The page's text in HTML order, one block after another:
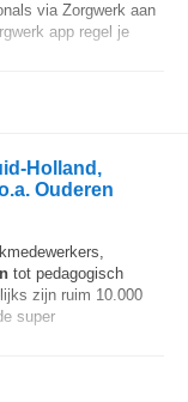
via Zorgwerk aan
app regel je
Holland,
Ouderen
tot pedagogisch
zijn ruim 10.000
super